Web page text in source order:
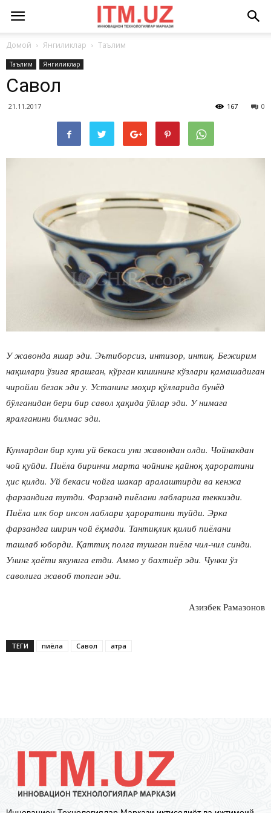
Домой Янгиликлар Таълим
Таълим Янгиликлар
Савол
21.11.2017 0
167
У жавонда яшар эди. Эътиборсиз, интизор, интиқ. Бежирим
нақшлари ўзига ярашган, кўрган кишининг кўзлари қамашадиган
чиройли безак эди у. Устанинг моҳир қўлларида бунёд
бўлганидан бери бир савол ҳақида ўйлар эди. У нимага
яралганини билмас эди.
Кунлардан бир куни уй бекаси уни жавондан олди. Чойнакдан
чой қуйди. Пиёла биринчи марта чойнинг қайноқ ҳароратини
ҳис қилди. Уй бекаси чойга шакар аралаштирди ва кенжа
фарзандига тутди. Фарзанд пиёлани лабларига теккизди.
Пиёла илк бор инсон лаблари ҳароратини туйди. Эрка
фарзандга ширин чой ёқмади. Тантиқлик қилиб пиёлани
ташлаб юборди. Қаттиқ полга тушган пиёла чил-чил синди.
Унинг ҳаёти якунига етди. Аммо у бахтиёр эди. Чунки ўз
саволига жавоб топган эди.
Азизбек Рамазонов
ТЕГИ пиёла Савол қатра